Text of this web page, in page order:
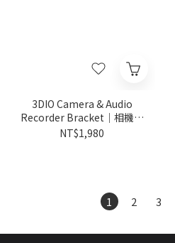
3DIO Camera & Audio
Recorder Bracket｜相機錄
音支架
NT$1,980
1 2 3